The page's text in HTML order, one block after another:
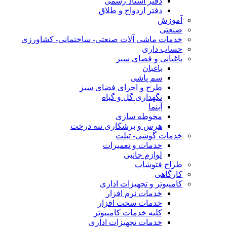
دفتر ازدواج و طلاق
آموزش
صنعتی
خدمات ماشی آلات صنعتی- ساختمانی- کشاورزی
حساب داری
باغبانی و فضای سبز
باغبان
سم پاشی
طرح و اجرای فضای سبز
نگهداری گل و گیاه
آبنما
محوطه سازی
هرس و برشکاری تنه درخت
خدمات گوشی- تبلت
خدمات و تعمیرات
لوازم جانبی
طراح فتوشاپ
کارگاهی
کامپیوتر و تجهیزات اداری
خدمات نرم افزار
خدمات سخت افزار
کلیه خدمات کامپیوتر
خدمات تجهیزات اداری